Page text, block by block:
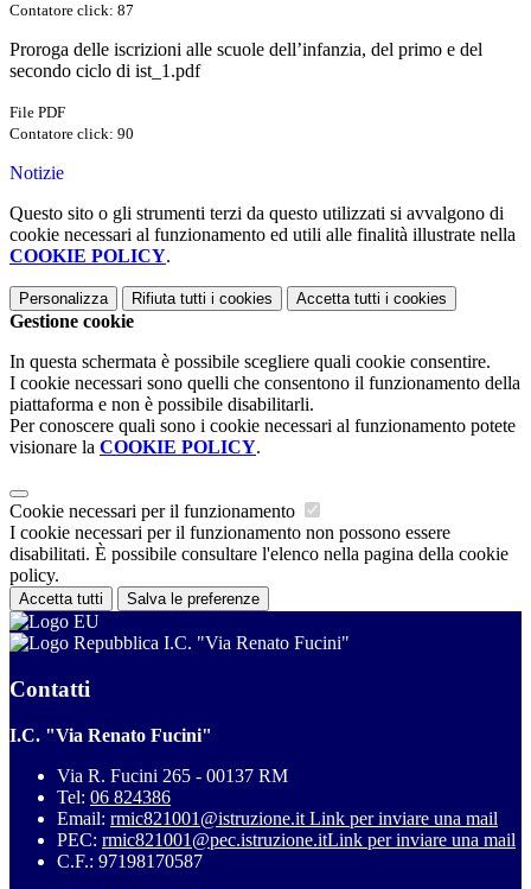
Contatore click: 87
Proroga delle iscrizioni alle scuole dell’infanzia, del primo e del
secondo ciclo di ist_1.pdf
File PDF
Contatore click: 90
Notizie
Questo sito o gli strumenti terzi da questo utilizzati si avvalgono di
cookie necessari al funzionamento ed utili alle finalità illustrate nella
COOKIE POLICY.
Personalizza Rifiuta tutti i cookies Accetta tutti i cookies
Gestione cookie
In questa schermata è possibile scegliere quali cookie consentire.
I cookie necessari sono quelli che consentono il funzionamento della
piattaforma e non è possibile disabilitarli.
Per conoscere quali sono i cookie necessari al funzionamento potete
visionare la COOKIE POLICY.
Cookie necessari per il funzionamento
I cookie necessari per il funzionamento non possono essere
disabilitati. È possibile consultare l'elenco nella pagina della cookie
policy.
Accetta tutti Salva le preferenze
I.C. "Via Renato Fucini"
Contatti
I.C. "Via Renato Fucini"
Via R. Fucini 265 - 00137 RM
Tel: 06 824386
Email: rmic821001@istruzione.it Link per inviare una mail
PEC: rmic821001@pec.istruzione.itLink per inviare una mail
C.F.: 97198170587